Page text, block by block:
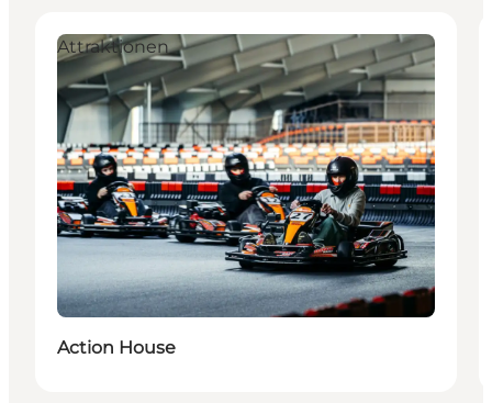
Attraktionen
Action House